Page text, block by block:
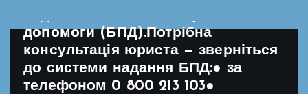
допомоги (БПД).Потрібна
консультація юриста — зверніться
до системи надання БПД:● за
телефоном 0 800 213 103●